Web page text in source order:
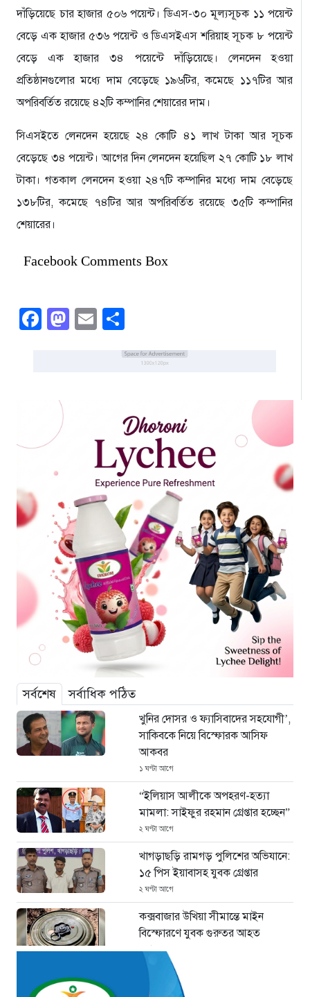
দাঁড়িয়েছে চার হাজার ৫০৬ পয়েন্ট। ডিএস-৩০ মূল্যসূচক ১১ পয়েন্ট
বেড়ে এক হাজার ৫৩৬ পয়েন্ট ও ডিএসইএস শরিয়াহ সূচক ৮ পয়েন্ট
বেড়ে এক হাজার ৩৪ পয়েন্টে দাঁড়িয়েছে। লেনদেন হওয়া
প্রতিষ্ঠানগুলোর মধ্যে দাম বেড়েছে ১৯৬টির, কমেছে ১১৭টির আর
অপরিবর্তিত রয়েছে ৪২টি কম্পানির শেয়ারের দাম।
সিএসইতে লেনদেন হয়েছে ২৪ কোটি ৪১ লাখ টাকা আর সূচক
বেড়েছে ৩৪ পয়েন্ট। আগের দিন লেনদেন হয়েছিল ২৭ কোটি ১৮ লাখ
টাকা। গতকাল লেনদেন হওয়া ২৪৭টি কম্পানির মধ্যে দাম বেড়েছে
১৩৮টির, কমেছে ৭৪টির আর অপরিবর্তিত রয়েছে ৩৫টি কম্পানির
শেয়ারের।
Facebook Comments Box
Facebook
Mastodon
Email
সর্বশেষ সর্বাধিক পঠিত
খুনির দোসর ও ফ্যাসিবাদের সহযোগী’,
সাকিবকে নিয়ে বিস্ফোরক আসিফ
আকবর
১ ঘণ্টা আগে
“ইলিয়াস আলীকে অপহরণ-হত্যা
মামলা: সাইফুর রহমান গ্রেপ্তার হচ্ছেন”
২ ঘণ্টা আগে
খাগড়াছড়ি রামগড় পুলিশের অভিযানে:
১৫ পিস ইয়াবাসহ যুবক গ্রেপ্তার
২ ঘণ্টা আগে
কক্সবাজার উখিয়া সীমান্তে মাইন
বিস্ফোরণে যুবক গুরুতর আহত
২ ঘণ্টা আগে
জোরারগঞ্জ থানা পুলিশের বিশেষ
অভিযান কক্সবাজারের পুরনো মাদক